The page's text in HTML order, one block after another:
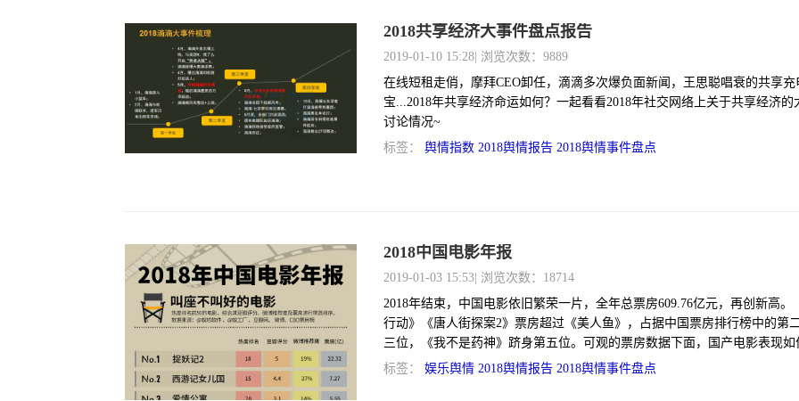
2018共享经济大事件盘点报告
2019-01-10 15:28| 浏览次数：9889
在线短租走俏，摩拜CEO卸任，滴滴多次爆负面新闻，王思聪唱衰的共享充
宝...2018年共享经济命运如何？一起看看2018年社交网络上关于共享经济的
讨论情况~
标签：
舆情指数 2018舆情报告 2018舆情事件盘点
2018中国电影年报
2019-01-03 15:53| 浏览次数：18714
2018年结束，中国电影依旧繁荣一片，全年总票房609.76亿元，再创新高。
行动》《唐人街探案2》票房超过《美人鱼》，占据中国票房排行榜中的第
三位，《我不是药神》跻身第五位。可观的票房数据下面，国产电影表现如
些影片成为网络焦点，偶像影响力是否依旧，我们一起来回顾。
标签： 娱乐舆情 2018舆情报告 2018舆情事件盘点